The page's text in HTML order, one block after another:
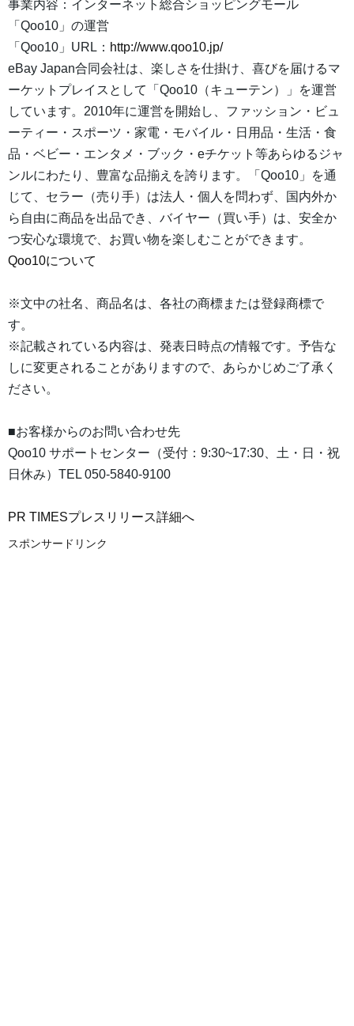
事業内容：インターネット総合ショッピングモール
「Qoo10」の運営
「Qoo10」URL： http://www.qoo10.jp/
eBay Japan合同会社は、楽しさを仕掛け、喜びを届けるマ
ーケットプレイスとして「Qoo10（キューテン）」を運営
しています。2010年に運営を開始し、ファッション・ビュ
ーティー・スポーツ・家電・モバイル・日用品・生活・食
品・ベビー・エンタメ・ブック・eチケット等あらゆるジャ
ンルにわたり、豊富な品揃えを誇ります。「Qoo10」を通
じて、セラー（売り手）は法人・個人を問わず、国内外か
ら自由に商品を出品でき、バイヤー（買い手）は、安全か
つ安心な環境で、お買い物を楽しむことができます。
Qoo10について
※文中の社名、商品名は、各社の商標または登録商標で
す。
※記載されている内容は、発表日時点の情報です。予告な
しに変更されることがありますので、あらかじめご了承く
ださい。
■お客様からのお問い合わせ先
Qoo10 サポートセンター（受付：9:30~17:30、土・日・祝
日休み）TEL 050-5840-9100
PR TIMESプレスリリース詳細へ
スポンサードリンク